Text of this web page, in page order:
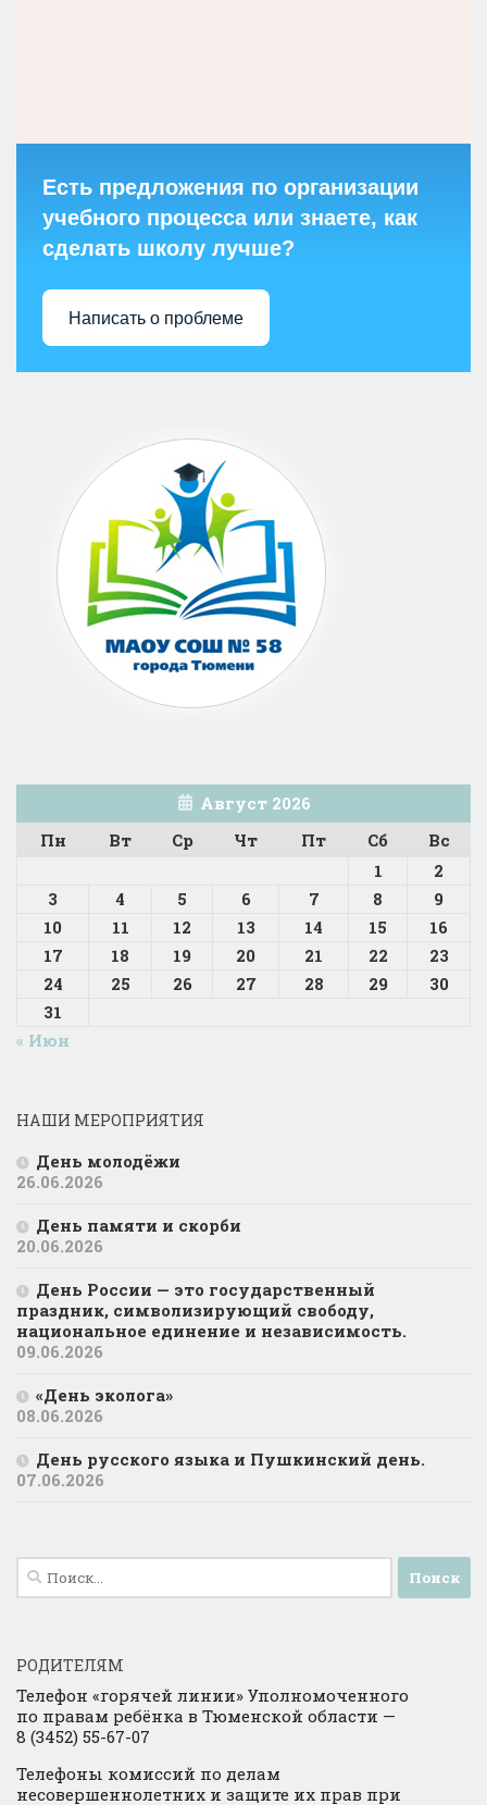
Есть предложения по организации
учебного процесса или знаете, как
сделать школу лучше?
Написать о проблеме
Август 2026
Пн
Вт Ср Чт Пт Сб
Вс
1
2
3
4 5 6 7 8
9
10
11 12 13 14 15
16
17
18 19 20 21 22
23
24
25 26 27 28 29
30
31
« Июн
НАШИ МЕРОПРИЯТИЯ
День молодёжи
26.06.2026
День памяти и скорби
20.06.2026
День России — это государственный
праздник, символизирующий свободу,
национальное единение и независимость.
09.06.2026
«День эколога»
08.06.2026
День русского языка и Пушкинский день.
07.06.2026
Найти:
РОДИТЕЛЯМ
Телефон «горячей линии» Уполномоченного
по правам ребёнка в Тюменской области —
8 (3452) 55-67-07
Телефоны комиссий по делам
несовершеннолетних и защите их прав при